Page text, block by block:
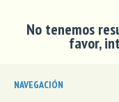
No tenemos
favor,
NAVEGACIÓN